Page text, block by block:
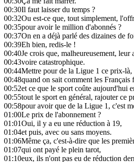
00:30Il faut laisser du temps ?
00:32Ou est-ce que, tout simplement,
00:35pour avoir le million d'abonnés ?
00:37On en a déjà parlé des dizaines de
00:39Eh bien, redis-le !
00:40Je crois que, malheureusement, leur
00:43voire catastrophique.
00:44Mettre pour de la Ligue 1 ce prix-là,
00:48quand on sait comment les Français
00:52et ce que le sport coûte aujourd'hui
00:55tout le sport en général, rajouter ce
00:58pour avoir que de la Ligue 1, c'est
01:00Le prix de l'abonnement ?
01:01Oui, il y a eu une réduction à 19,
01:04et puis, avec ou sans moyens.
01:06Même ça, c'est-à-dire que les
01:07qui ont payé le plein tarot,
01:10eux, ils n'ont pas eu de réduction